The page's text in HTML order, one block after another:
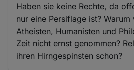
Haben sie keine Rechte, da
nur eine Persiflage ist?
Atheisten, Humanisten und
Zeit nicht ernst genommen?
ihren Hirngespinsten schon?